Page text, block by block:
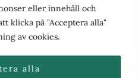
eller innehåll och
klicka på "Acceptera alla"
av cookies.
alla
kanal för nyheter,
grundades 1988 och
2025.